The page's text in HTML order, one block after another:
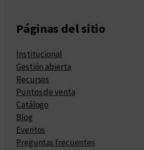
Páginas del sitio
Institucional
Gestión abierta
Recursos
Puntos de venta
Catálogo
Blog
Eventos
Preguntas frecuentes